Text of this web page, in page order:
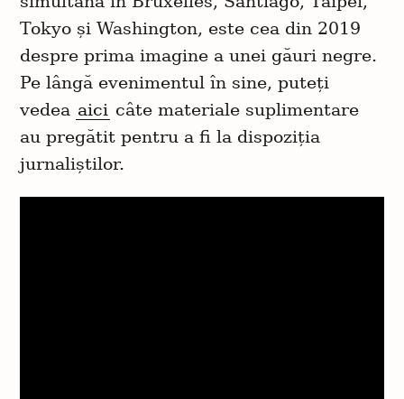
Tokyo și Washington, este cea din 2019
despre prima imagine a unei găuri negre.
Pe lângă evenimentul în sine, puteți
vedea aici câte materiale suplimentare
au pregătit pentru a fi la dispoziția
jurnaliștilor.